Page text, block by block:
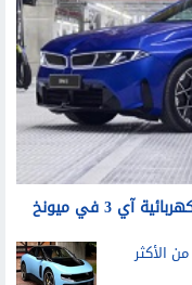
آي 3 في ميونخ
الأكثر